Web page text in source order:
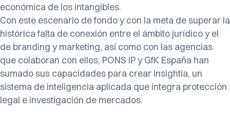
económica de los intangibles.
Con este escenario de fondo y con la meta de superar la
histórica falta de conexión entre el ámbito jurídico y el
de branding y marketing, así como con las agencias
que colaboran con ellos, PONS IP y GfK España han
sumado sus capacidades para crear Insightia, un
sistema de inteligencia aplicada que integra protección
legal e investigación de mercados.